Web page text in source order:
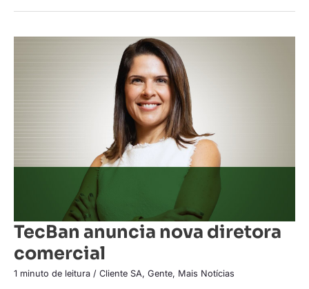
TecBan anuncia nova diretora
comercial
1 minuto de leitura / Cliente SA, Gente, Mais Notícias
TecBan